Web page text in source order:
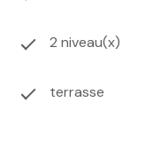
2 niveau(x)
terrasse